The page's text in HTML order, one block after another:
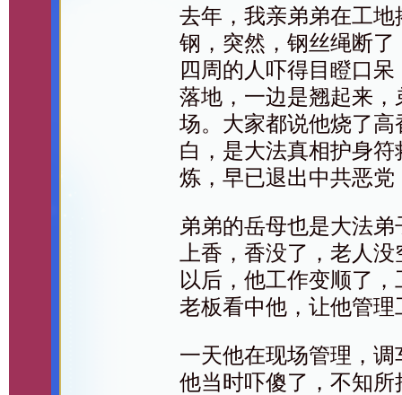
去年，我亲弟弟在工
钢，突然，钢丝绳断
四周的人吓得目瞪口呆
落地，一边是翘起来
场。大家都说他烧了
白，是大法真相护身
炼，早已退出中共恶党
弟弟的岳母也是大法
上香，香没了，老人
以后，他工作变顺了
老板看中他，让他管理
一天他在现场管理，
他当时吓傻了，不知